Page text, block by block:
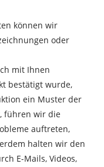
können wir
oder
mit Ihnen
bestätigt wurde,
ein Muster der
führen wir die
auftreten,
halten wir den
E-Mails, Videos,